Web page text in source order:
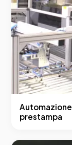
prestampa